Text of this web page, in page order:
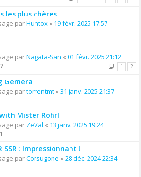
les plus chères
parHuntox « 19 févr. 2025 17:57
parNagata-San « 01 févr. 2025 21:12
1 2
Gemera
partorrentmt « 31 janv. 2025 21:37
with Mister Rohrl
par ZeVal « 13 janv. 2025 19:24
SSR : Impressionnant !
parCorsugone « 28 déc. 2024 22:34